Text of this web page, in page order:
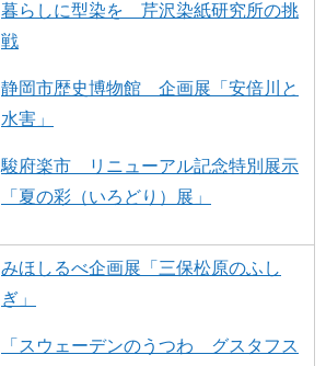
暮らしに型染を 芹沢染紙研究所の挑
戦
静岡市歴史博物館 企画展「安倍川と
水害」
駿府楽市 リニューアル記念特別展示
「夏の彩（いろどり）展」
みほしるべ企画展「三保松原のふし
ぎ」
「スウェーデンのうつわ グスタフス